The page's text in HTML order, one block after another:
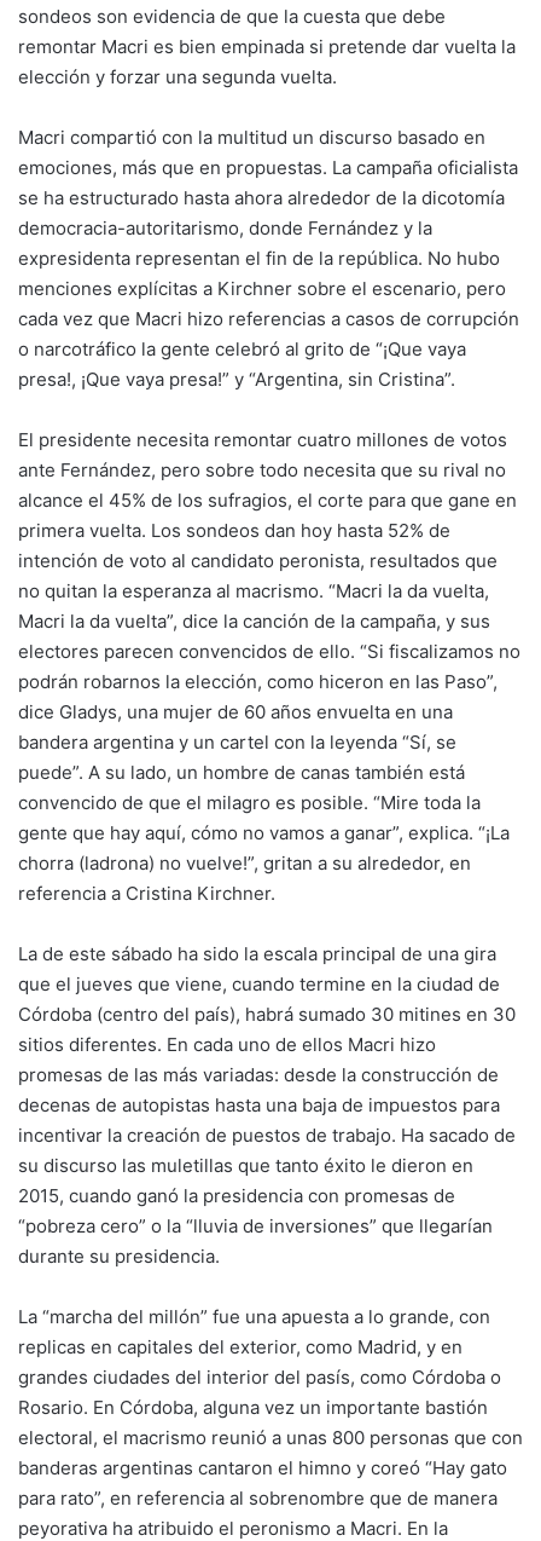
sondeos son evidencia de que la cuesta que debe
remontar Macri es bien empinada si pretende dar vuelta la
elección y forzar una segunda vuelta.
Macri compartió con la multitud un discurso basado en
emociones, más que en propuestas. La campaña oficialista
se ha estructurado hasta ahora alrededor de la dicotomía
democracia-autoritarismo, donde Fernández y la
expresidenta representan el fin de la república. No hubo
menciones explícitas a Kirchner sobre el escenario, pero
cada vez que Macri hizo referencias a casos de corrupción
o narcotráfico la gente celebró al grito de “¡Que vaya
presa!, ¡Que vaya presa!” y “Argentina, sin Cristina”.
El presidente necesita remontar cuatro millones de votos
ante Fernández, pero sobre todo necesita que su rival no
alcance el 45% de los sufragios, el corte para que gane en
primera vuelta. Los sondeos dan hoy hasta 52% de
intención de voto al candidato peronista, resultados que
no quitan la esperanza al macrismo. “Macri la da vuelta,
Macri la da vuelta”, dice la canción de la campaña, y sus
electores parecen convencidos de ello. “Si fiscalizamos no
podrán robarnos la elección, como hiceron en las Paso”,
dice Gladys, una mujer de 60 años envuelta en una
bandera argentina y un cartel con la leyenda “Sí, se
puede”. A su lado, un hombre de canas también está
convencido de que el milagro es posible. “Mire toda la
gente que hay aquí, cómo no vamos a ganar”, explica. “¡La
chorra (ladrona) no vuelve!”, gritan a su alrededor, en
referencia a Cristina Kirchner.
La de este sábado ha sido la escala principal de una gira
que el jueves que viene, cuando termine en la ciudad de
Córdoba (centro del país), habrá sumado 30 mitines en 30
sitios diferentes. En cada uno de ellos Macri hizo
promesas de las más variadas: desde la construcción de
decenas de autopistas hasta una baja de impuestos para
incentivar la creación de puestos de trabajo. Ha sacado de
su discurso las muletillas que tanto éxito le dieron en
2015, cuando ganó la presidencia con promesas de
“pobreza cero” o la “lluvia de inversiones” que llegarían
durante su presidencia.
La “marcha del millón” fue una apuesta a lo grande, con
replicas en capitales del exterior, como Madrid, y en
grandes ciudades del interior del pasís, como Córdoba o
Rosario. En Córdoba, alguna vez un importante bastión
electoral, el macrismo reunió a unas 800 personas que con
banderas argentinas cantaron el himno y coreó “Hay gato
para rato”, en referencia al sobrenombre que de manera
peyorativa ha atribuido el peronismo a Macri. En la